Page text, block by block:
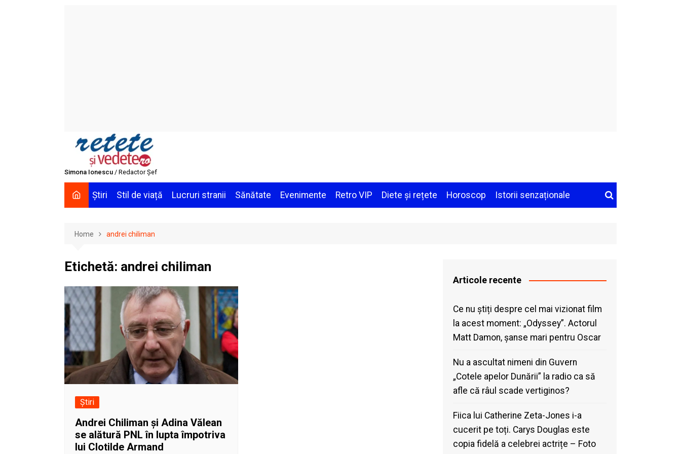
Simona Ionescu / Redactor Șef
Știri Stil de viață Lucruri stranii Sănătate Evenimente Retro VIP Diete și rețete Horoscop Istorii senzaționale
Home andrei chiliman
Etichetă: andrei chiliman
Știri
Andrei Chiliman și Adina Vălean
se alătură PNL în lupta împotriva
lui Clotilde Armand
Articole recente
Ce nu știți despre cel mai vizionat film
la acest moment: „Odyssey”. Actorul
Matt Damon, șanse mari pentru Oscar
Nu a ascultat nimeni din Guvern
„Cotele apelor Dunării” la radio ca să
afle că râul scade vertiginos?
Fiica lui Catherine Zeta-Jones i-a
cucerit pe toți. Carys Douglas este
copia fidelă a celebrei actrițe – Foto